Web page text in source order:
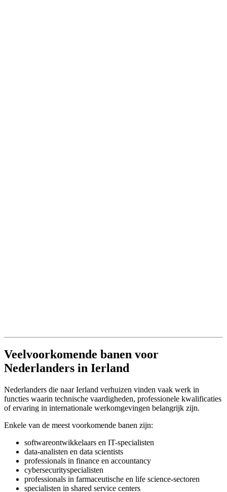
Veelvoorkomende banen voor
Nederlanders in Ierland
Nederlanders die naar Ierland verhuizen vinden vaak werk in
functies waarin technische vaardigheden, professionele kwalificaties
of ervaring in internationale werkomgevingen belangrijk zijn.
Enkele van de meest voorkomende banen zijn:
softwareontwikkelaars en IT-specialisten
data-analisten en data scientists
professionals in finance en accountancy
cybersecurityspecialisten
professionals in farmaceutische en life science-sectoren
specialisten in shared service centers